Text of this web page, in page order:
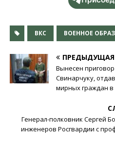
ВКС ВОЕННОЕ
ПРЕДЫДУЩАЯ
Вынесен
Свинарчуку,
мирных граждан
Генерал-полковник Сергей
инженеров Росгвардии с